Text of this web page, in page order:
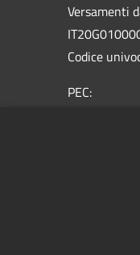
Versamenti
Codice
PEC: